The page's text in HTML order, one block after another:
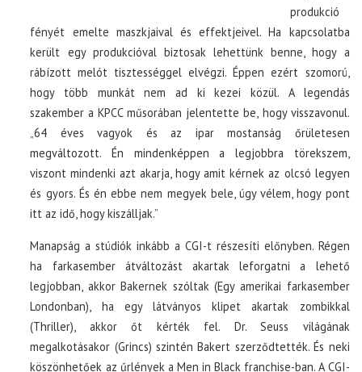
produkció
fényét emelte maszkjaival és effektjeivel. Ha kapcsolatba
került egy produkcióval biztosak lehettünk benne, hogy a
rábízott melót tisztességgel elvégzi. Éppen ezért szomorú,
hogy több munkát nem ad ki kezei közül. A legendás
szakember a KPCC műsorában jelentette be, hogy visszavonul.
„64 éves vagyok és az ipar mostanság őrületesen
megváltozott. Én mindenképpen a legjobbra törekszem,
viszont mindenki azt akarja, hogy amit kérnek az olcsó legyen
és gyors. És én ebbe nem megyek bele, úgy vélem, hogy pont
itt az idő, hogy kiszálljak.”
Manapság a stúdiók inkább a CGI-t részesíti előnyben. Régen
ha farkasember átváltozást akartak leforgatni a lehető
legjobban, akkor Bakernek szóltak (Egy amerikai farkasember
Londonban), ha egy látványos klipet akartak zombikkal
(Thriller), akkor őt kérték fel. Dr. Seuss világának
megalkotásakor (Grincs) szintén Bakert szerződtették. És neki
köszönhetőek az űrlények a Men in Black franchise-ban. A CGI-